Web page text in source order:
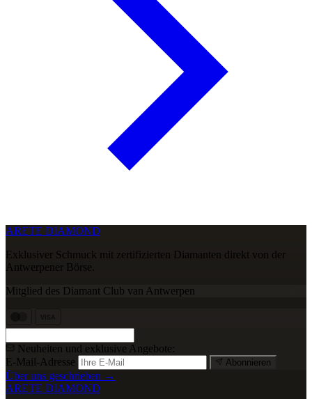
ARETE DIAMOND
Exklusiver Schmuck mit zertifizierten Diamanten direkt von der
Antwerpener Börse.
Mitglied des Diamant Club van Antwerpen
Neuheiten und exklusive Angebote:
E-Mail-Adresse
Abonnieren
Über uns geschrieben →
ARETE DIAMOND